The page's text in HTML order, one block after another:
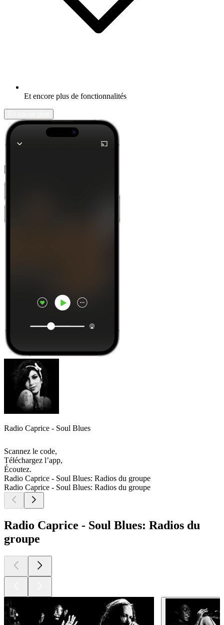
Et encore plus de fonctionnalités
Radio Caprice - Soul Blues
Scannez le code,
Téléchargez l’app,
Écoutez.
Radio Caprice - Soul Blues: Radios du groupe
Radio Caprice - Soul Blues: Radios du groupe
Radio Caprice - Soul Blues: Radios du
groupe